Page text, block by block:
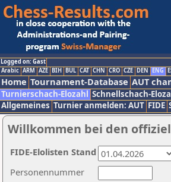
Logged on: Gast
Arabic ARM AZE BIH BUL CAT CHN CRO CZE DEN ENG
Home Tournament-Database AUT
Turnierschach-Elozahl Schnellschach-
Allgemeines Turnier anmelden: AUT FIDE
Willkommen bei den
Personennummer
FIDE-Elolisten Stand